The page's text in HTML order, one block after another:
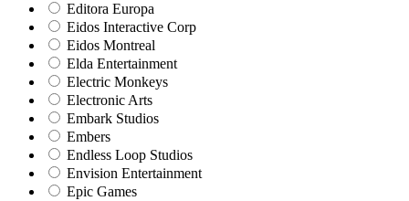
Editora Europa
Eidos Interactive Corp
Eidos Montreal
Elda Entertainment
Electric Monkeys
Electronic Arts
Embark Studios
Embers
Endless Loop Studios
Envision Entertainment
Epic Games